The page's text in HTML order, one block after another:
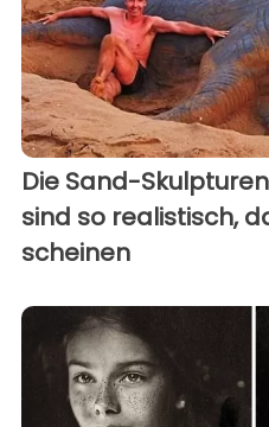
Die Sand-
sind so realistisch,
scheinen